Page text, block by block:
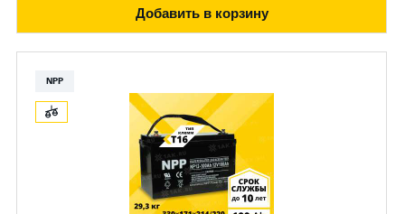
Добавить в корзину
NPP